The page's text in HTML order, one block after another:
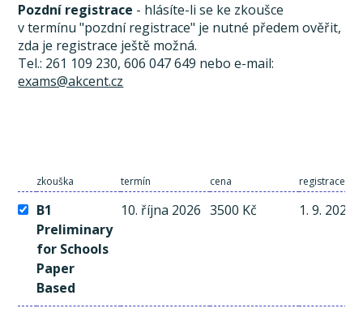
Pozdní registrace - hlásíte-li se ke zkoušce
v termínu "pozdní registrace" je nutné předem ověřit,
zda je registrace ještě možná.
Tel.: 261 109 230, 606 047 649 nebo e-mail:
exams@akcent.cz
zkouška termín cena registrace a
B1
Preliminary
for Schools
Paper
Based
10. října 2026 3500 Kč 1. 9. 2026